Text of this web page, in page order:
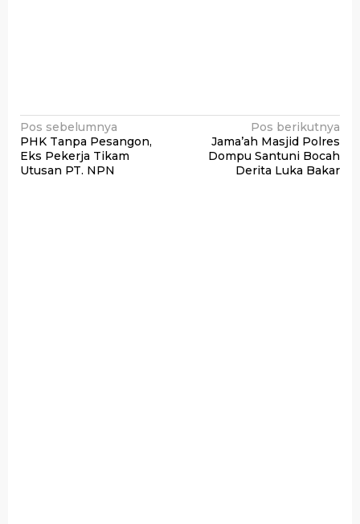
Navigasi
pos
Pos sebelumnya
PHK Tanpa Pesangon,
Eks Pekerja Tikam
Utusan PT. NPN
Pos berikutnya
Jama’ah Masjid Polres
Dompu Santuni Bocah
Derita Luka Bakar